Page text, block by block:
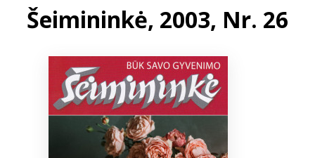
Leidiniai
Naujienos
Šeimininkė, 2003, Nr. 26